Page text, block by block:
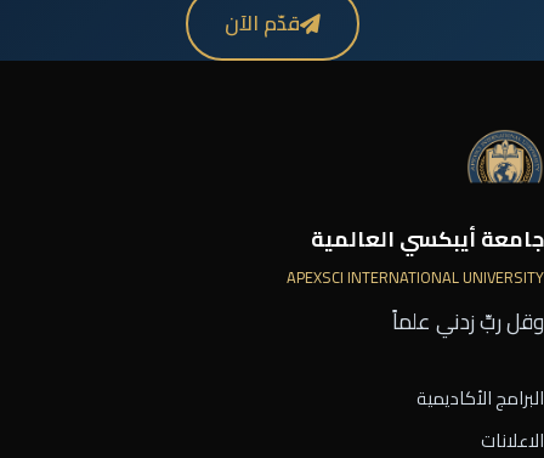
قدّم الآن
جامعة أيبكسي العالمية
APEXSCI INTERNATIONAL UNIVERSITY
وقل ربِّ زدني علماً
البرامج الأكاديمية
الاعلانات